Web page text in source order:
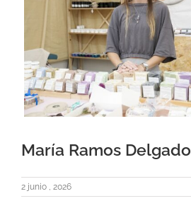
María Ramos Delgado
2 junio , 2026